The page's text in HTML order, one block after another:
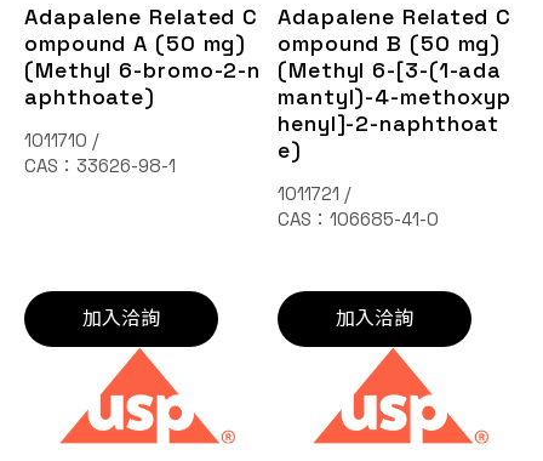
Adapalene Related C
ompound A (50 mg)
(Methyl 6-bromo-2-n
aphthoate)
1011710 /
CAS：33626-98-1
加入洽詢
Adapalene Related C
ompound B (50 mg)
(Methyl 6-[3-(1-ada
mantyl)-4-methoxyp
henyl]-2-naphthoat
e)
1011721 /
CAS：106685-41-0
加入洽詢